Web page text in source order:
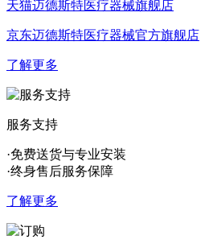
天猫迈德斯特医疗器械旗舰店
京东迈德斯特医疗器械官方旗舰店
了解更多
服务支持
·免费送货与专业安装
·终身售后服务保障
了解更多